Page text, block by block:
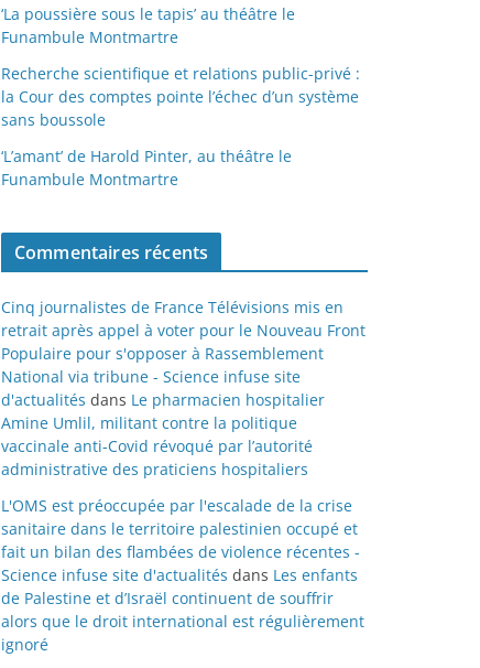
‘La poussière sous le tapis’ au théâtre le
Funambule Montmartre
Recherche scientifique et relations public-privé :
la Cour des comptes pointe l’échec d’un système
sans boussole
‘L’amant’ de Harold Pinter, au théâtre le
Funambule Montmartre
Commentaires récents
Cinq journalistes de France Télévisions mis en
retrait après appel à voter pour le Nouveau Front
Populaire pour s'opposer à Rassemblement
National via tribune - Science infuse site
d'actualités dans Le pharmacien hospitalier
Amine Umlil, militant contre la politique
vaccinale anti-Covid révoqué par l’autorité
administrative des praticiens hospitaliers
L'OMS est préoccupée par l'escalade de la crise
sanitaire dans le territoire palestinien occupé et
fait un bilan des flambées de violence récentes -
Science infuse site d'actualités dans Les enfants
de Palestine et d’Israël continuent de souffrir
alors que le droit international est régulièrement
ignoré